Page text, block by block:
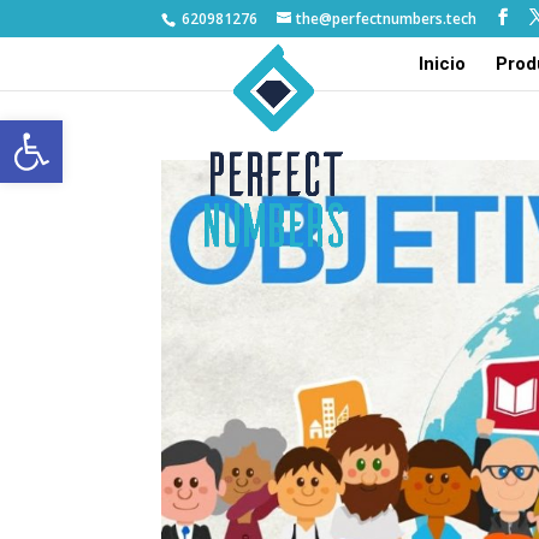
Abrir barra de herramientas
620981276 the@perfectnumbers.tech
Inicio